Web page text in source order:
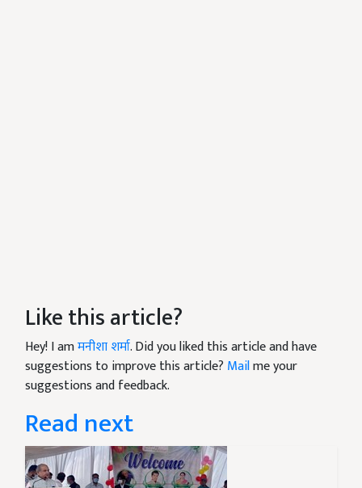
Like this article?
Hey! I amमनीशा शर्मा. Did you liked this article and have
suggestions to improve this article? Mailme your
suggestions and feedback.
Read next